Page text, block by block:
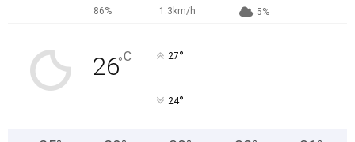
86% 1.3km/h 5%
26°C 27°
24°